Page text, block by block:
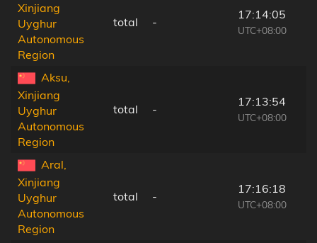
Xinjiang
Uyghur
Autonomous
Region
total -
17:14:05
UTC+08:00
Aksu,
Xinjiang
Uyghur
Autonomous
Region
total -
17:13:54
UTC+08:00
Aral,
Xinjiang
Uyghur
Autonomous
Region
total -
17:16:18
UTC+08:00